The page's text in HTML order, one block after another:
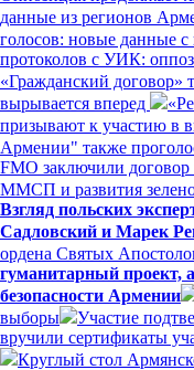
данные из регионов
голосов: новые данные с
протоколов с УИК:
«Гражданский договор»
вырывается вперед
призывают к участию в
Армении" также
FMO заключили
ММСП и развития
Взгляд польских
Садловский и Марек
ордена Святых
гуманитарный проект,
безопасности Армении
выборы
Участие
вручили сертификаты
Круглый стол